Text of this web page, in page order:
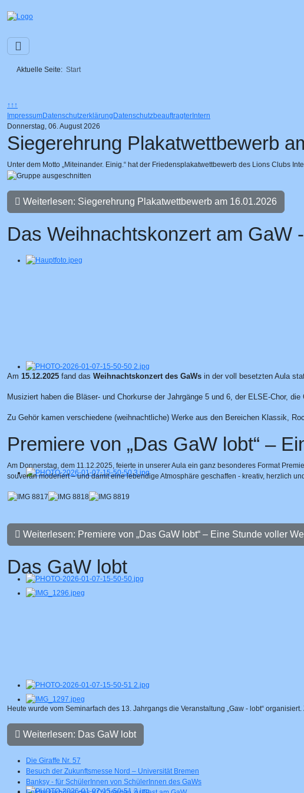
Aktuelle Seite: Start
↑↑↑
ImpressumDatenschutzerklärungDatenschutzbeauftragterIntern
Donnerstag, 06. August 2026
Siegerehrung Plakatwettbewerb
Unter dem Motto „Miteinander. Einig.“ hat der Friedensplakatwettbewerb des Lions Clubs
Weiterlesen: Siegerehrung Plakatwettbewerb am 16.01.2026
Das Weihnachtskonzert am GaW
Am 15.12.2025 fand das Weihnachtskonzert des GaWs in der voll besetzten Aula
Musiziert haben die Bläser- und Chorkurse der Jahrgänge 5 und 6, der ELSE-Chor,
Zu Gehör kamen verschiedene (weihnachtliche) Werke aus den Bereichen Klassik,
Premiere von „Das GaW lobt“ –
Am Donnerstag, dem 11.12.2025, feierte in unserer Aula ein ganz besonderes Format
souverän moderiert – und damit eine lebendige Atmosphäre geschaffen - kreativ, herzlich
Weiterlesen: Premiere von „Das GaW lobt“ – Eine Stunde voller
Das GaW lobt
Heute wurde vom Seminarfach des 13. Jahrgangs die Veranstaltung „Gaw - lobt“
Weiterlesen: Das GaW lobt
Die Giraffe Nr. 57
Besuch der Zukunftsmesse Nord – Universität Bremen
Banksy - für SchülerInnen von SchülerInnen des GaWs